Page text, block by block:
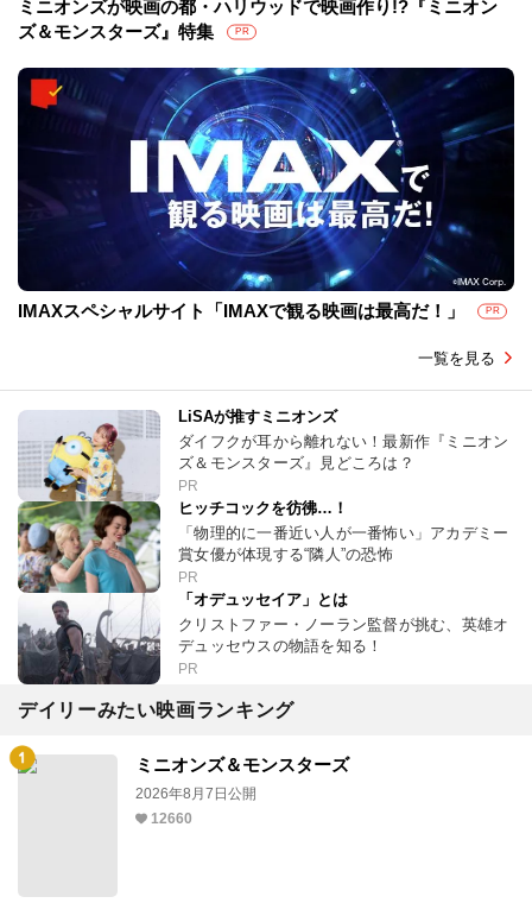
ミニオンズが映画の都・ハリウッドで映画作り!?『ミニオン
ズ＆モンスターズ』特集
PR
IMAXスペシャルサイト「IMAXで観る映画は最高だ！」 PR
一覧を見る
LiSAが推すミニオンズ
ダイフクが耳から離れない！最新作『ミニオン
ズ＆モンスターズ』見どころは？
PR
ヒッチコックを彷彿…！
「物理的に一番近い人が一番怖い」アカデミー
賞女優が体現する“隣人”の恐怖
PR
「オデュッセイア」とは
クリストファー・ノーラン監督が挑む、英雄オ
デュッセウスの物語を知る！
PR
デイリーみたい映画ランキング
ミニオンズ＆モンスターズ
2026年8月7日公開
12660